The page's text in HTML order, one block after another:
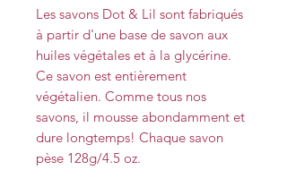
Les savons Dot & Lil sont fabriqués
à partir d'une base de savon aux
huiles végétales et à la glycérine.
Ce savon est entièrement
végétalien. Comme tous nos
savons, il mousse abondamment et
dure longtemps! Chaque savon
pèse 128g/4.5 oz.